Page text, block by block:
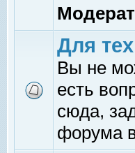
Для
Вы не
есть
сюда,
форума